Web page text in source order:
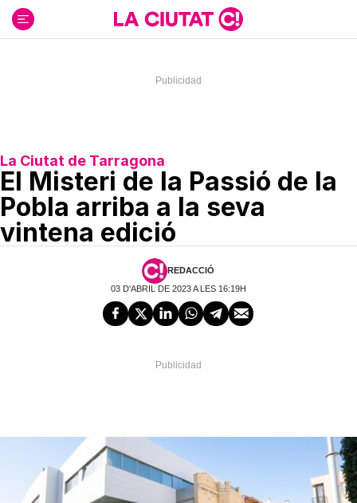
contenido
La Ciutat de Tarragona
El Misteri de la Passió de la
Pobla arriba a la seva
vintena edició
REDACCIÓ
03 D'ABRIL DE 2023 A LES 16:19H